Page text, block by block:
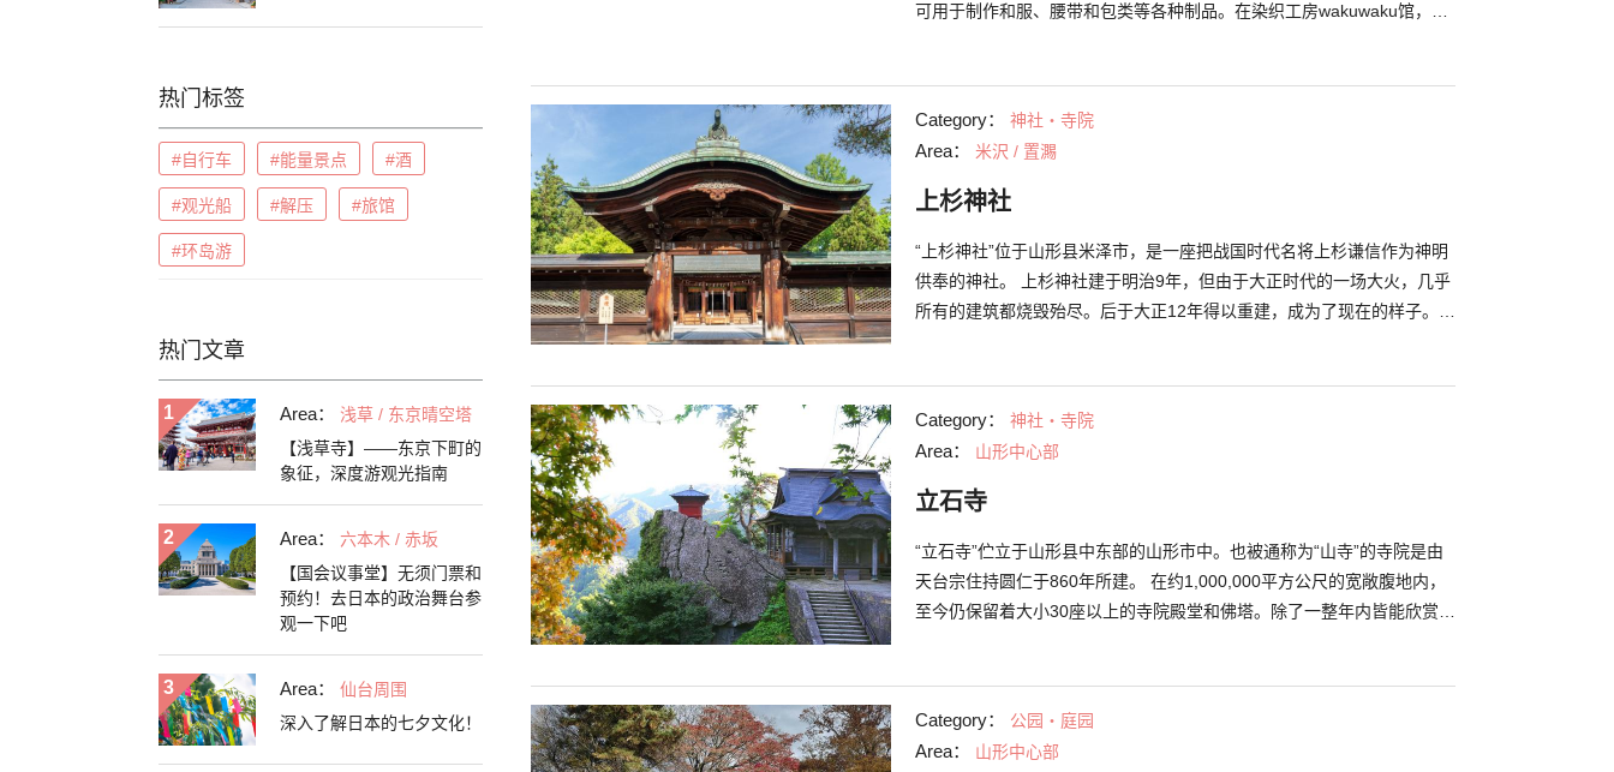
热门标签
#自行车 #能量景点 #酒
#观光船 #解压 #旅馆
#环岛游
热门文章
Area：
浅草 / 东京晴空塔
【浅草寺】——东京下町的
象征，深度游观光指南
Area：
六本木 / 赤坂
【国会议事堂】无须门票和
预约！去日本的政治舞台参
观一下吧
Area：
仙台周围
深入了解日本的七夕文化！
可用于制作和服、腰带和包类等各种制品。在染织工房wakuwaku馆，可
师直接传授的染织讲座，以及面向高水平人士的制作围巾或手提包的讲
座。 除实际体验以外，这里，还出售用米泽织制作的包和小包类等，建
议来米泽时，如要寻找伴手礼可顺便到访。
Category： 神社・寺院
Area： 米沢 / 置瀃
上杉神社
“上杉神社”位于山形县米泽市，是一座把战国时代名将上杉谦信作为神明
供奉的神社。 上杉神社建于明治9年，但由于大正时代的一场大火，几乎
所有的建筑都烧毁殆尽。后于大正12年得以重建，成为了现在的样子。在
大型祭典“米泽上杉节”和“上杉雪灯笼节”的举办地点。
Category： 神社・寺院
Area： 山形中心部
立石寺
“立石寺”伫立于山形县中东部的山形市中。也被通称为“山寺”的寺院是由
天台宗住持圆仁于860年所建。 在约1,000,000平方公尺的宽敞腹地内，
至今仍保留着大小30座以上的寺院殿堂和佛塔。除了一整年内皆能欣赏到
内的重要文化财产等充满历史气息的建筑物。位于路线终点处的“五大
堂”，是设有舞台的建筑物。由于此殿堂宛如突出断崖般伫立着，因此也
Category： 公园・庭园
Area： 山形中心部